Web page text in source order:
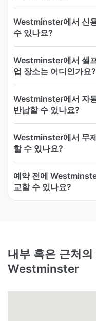
Westminster에서 신
수 있나요?
Westminster에서 셀
업 장소는 어디인가요?
Westminster에서 자
반납할 수 있나요?
Westminster에서 무
할 수 있나요?
예약 전에
교할 수 있나요?
내부 혹은 근처
Westminster